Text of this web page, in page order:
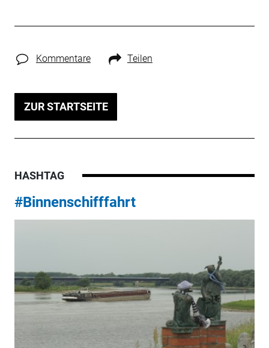
Kommentare Teilen
ZUR STARTSEITE
HASHTAG
#Binnenschifffahrt